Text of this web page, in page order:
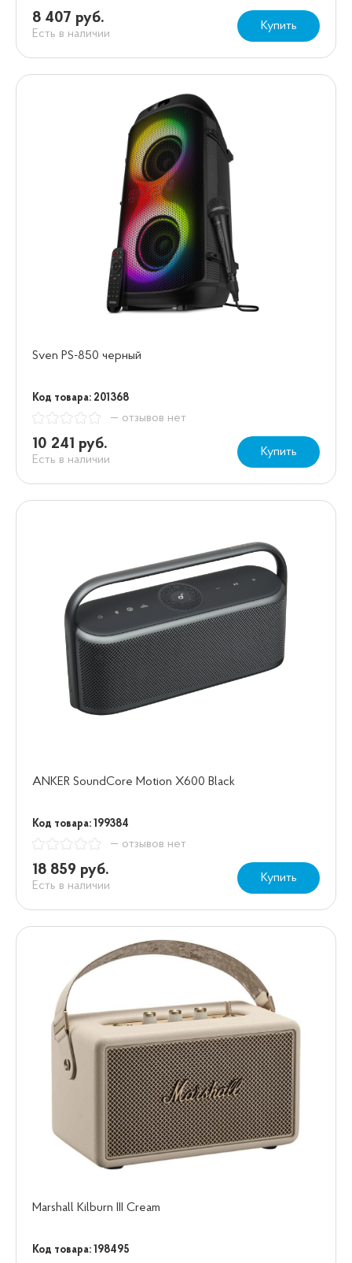
8 407 руб.
Есть в наличии
Купить
Sven PS-850 черный
Код товара: 201368
— отзывов нет
10 241 руб.
Есть в наличии
Купить
ANKER SoundCore Motion X600 Black
Код товара: 199384
— отзывов нет
18 859 руб.
Есть в наличии
Купить
Marshall Kilburn III Cream
Код товара: 198495